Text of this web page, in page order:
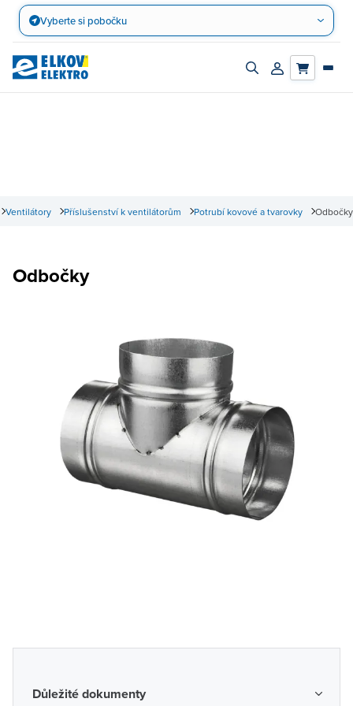
Přejít
obsah
Vyberte si pobočku
Zapnout/vypnout
Přihlásit/
Odbočky
Potrubí kovové a tvarovky
Příslušenství k ventilátorům
Ventilátory
Odbočky
Důležité dokumenty